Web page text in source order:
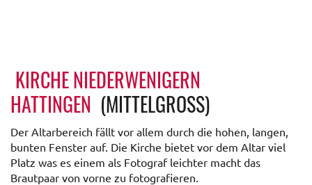
KIRCHE NIEDERWENIGERN
HATTINGEN (MITTELGROSS)
Der Altarbereich fällt vor allem durch die hohen, langen,
bunten Fenster auf. Die Kirche bietet vor dem Altar viel
Platz was es einem als Fotograf leichter macht das
Brautpaar von vorne zu fotografieren.